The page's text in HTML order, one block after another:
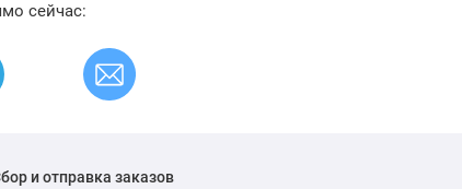
сейчас:
и отправка заказов